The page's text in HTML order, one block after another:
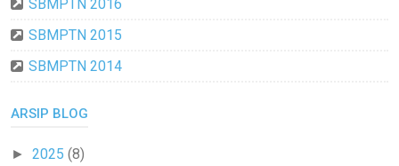
SBMPTN 2016
SBMPTN 2015
SBMPTN 2014
ARSIP BLOG
► 2025 (8)